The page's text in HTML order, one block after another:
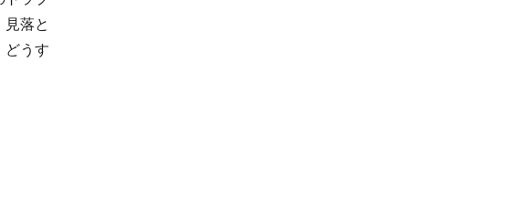
落と
どうす